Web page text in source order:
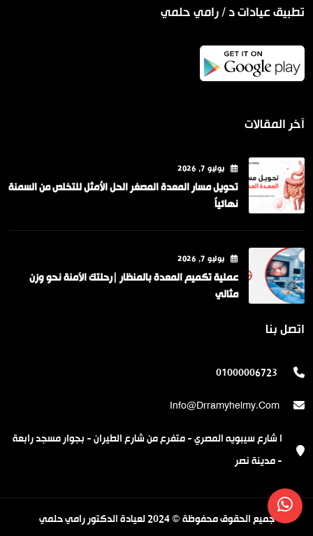
تطبيق عيادات د / رامي حلمي
آخر المقالات
يوليو 7
, 2026
تحويل مسار المعدة المصغر الحل الأمثل للتخلص من السمنة
نهائياً
يوليو 7
, 2026
عملية تكميم المعدة بالمنظار |رحلتك الآمنة نحو وزن
مثالي
اتصل بنا
01000006723
Info@drramyhelmy.com
ا شارع سيبويه المصري - متفرع من شارع الطيران - بجوار مسجد رابعة
- مدينة نصر
جميع الحقوق محفوظة © 2024 لعيادة الدكتور رامي حلمي